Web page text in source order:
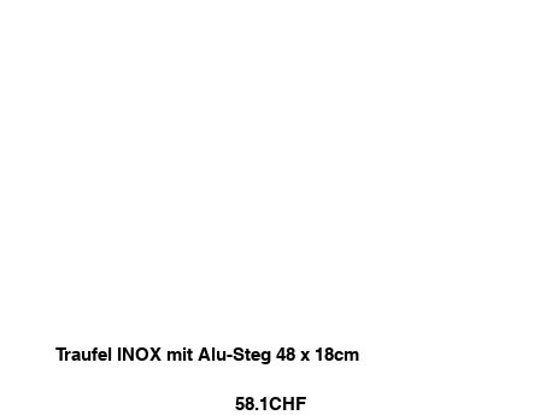
Traufel INOX mit Alu-Steg 48 x 18cm
58.1CHF